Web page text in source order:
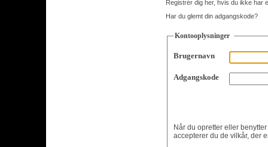
Registrér dig her, hvis du ikke har
Har du glemt din adgangskode?
Kontooplysninger
Brugernavn
Adgangskode
Når du opretter eller
accepterer du de vilkår, der